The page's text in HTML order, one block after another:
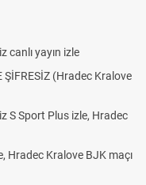
canlı yayın izle
(Hradec Kralove
S Sport Plus izle, Hradec
Hradec Kralove BJK maçı